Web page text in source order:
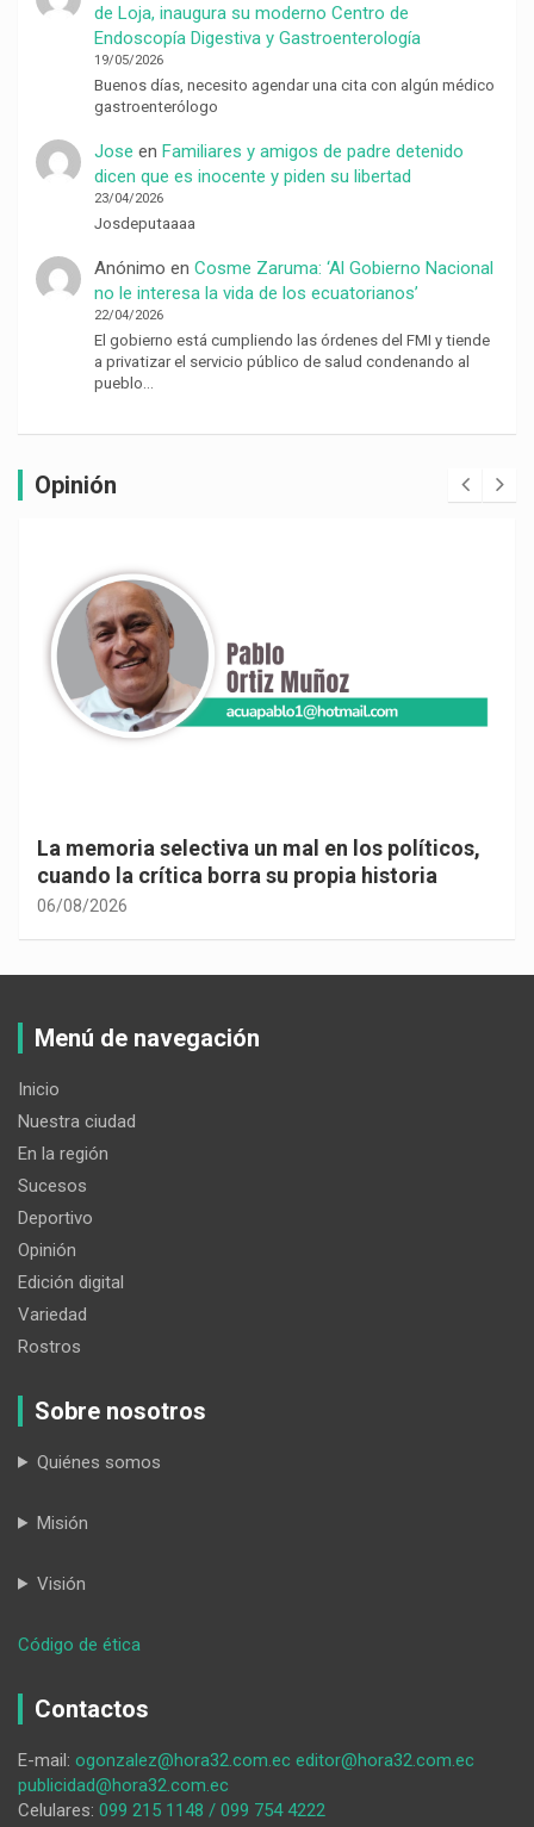
de Loja, inaugura su moderno Centro de
Endoscopía Digestiva y Gastroenterología
19/05/2026
Buenos días, necesito agendar una cita con algún médico
gastroenterólogo
Jose en Familiares y amigos de padre detenido
dicen que es inocente y piden su libertad
23/04/2026
Josdeputaaaa
Anónimo en Cosme Zaruma: ‘Al Gobierno Nacional
no le interesa la vida de los ecuatorianos’
22/04/2026
El gobierno está cumpliendo las órdenes del FMI y tiende
a privatizar el servicio público de salud condenando al
pueblo…
Opinión
La memoria selectiva un mal en los políticos,
cuando la crítica borra su propia historia
06/08/2026
Menú de navegación
Inicio
Nuestra ciudad
En la región
Sucesos
Deportivo
Opinión
Edición digital
Variedad
Rostros
Sobre nosotros
Quiénes somos
Misión
Visión
Código de ética
del
Contactos
E-mail: ogonzalez@hora32.com.ec editor@hora32.com.ec
publicidad@hora32.com.ec
Celulares: 099 215 1148 / 099 754 4222